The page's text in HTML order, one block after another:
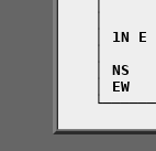
│
│
│ 1N E
│
│ NS
│ EW